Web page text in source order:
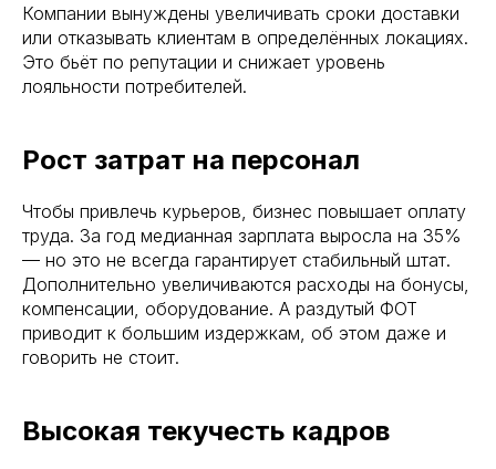
Компании вынуждены увеличивать сроки доставки
или отказывать клиентам в определённых локациях.
Это бьёт по репутации и снижает уровень
лояльности потребителей.
Рост затрат на персонал
Чтобы привлечь курьеров, бизнес повышает оплату
труда. За год медианная зарплата выросла на 35%
— но это не всегда гарантирует стабильный штат.
Дополнительно увеличиваются расходы на бонусы,
компенсации, оборудование. А раздутый ФОТ
приводит к большим издержкам, об этом даже и
говорить не стоит.
Высокая текучесть кадров